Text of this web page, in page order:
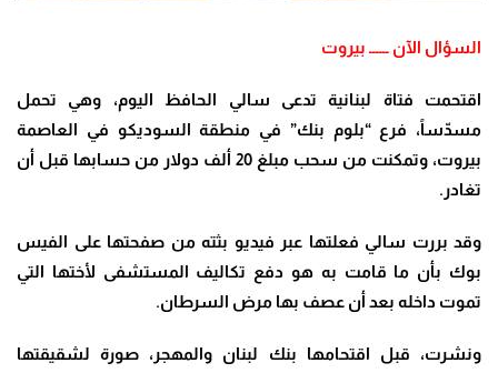
السؤال الآن ــــــ بيروت
اقتحمت فتاة لبنانية تدعى سالي الحافظ اليوم، وهي تحمل
مسدّساً، فرع “بلوم بنك” في منطقة السوديكو في العاصمة
بيروت، وتمكنت من سحب مبلغ 20 ألف دولار من حسابها قبل أن
تغادر.
وقد بررت سالي فعلتها عبر فيديو بثته من صفحتها على الفيس
بوك بأن ما قامت به هو دفع تكاليف المستشفى لأختها التي
تموت داخله بعد أن عصف بها مرض السرطان.
ونشرت، قبل اقتحامها بنك لبنان والمهجر، صورة لشقيقتها